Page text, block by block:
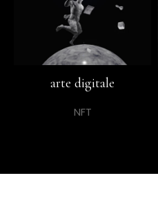
arte digitale
NFT